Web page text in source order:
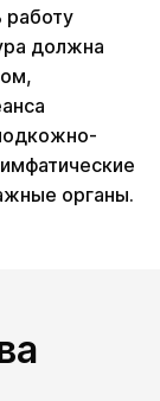
работу
должна
органы.